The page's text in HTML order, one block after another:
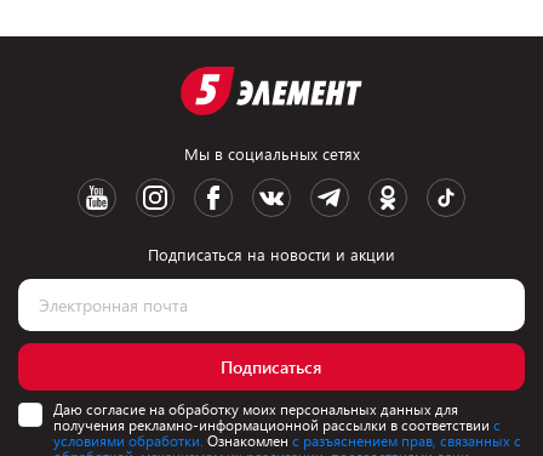
Мы в социальных сетях
Подписаться на новости и акции
Подписаться
Даю согласие на обработку моих персональных данных для
получения рекламно-информационной рассылки в соответствии с
условиями обработки. Ознакомлен с разъяснением прав, связанных с